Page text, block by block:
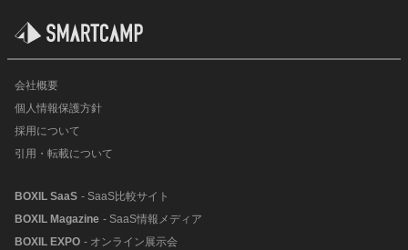
会社概要
個人情報保護方針
採用について
引用・転載について
BOXIL SaaS - SaaS比較サイト
BOXIL Magazine - SaaS情報メディア
BOXIL EXPO - オンライン展示会